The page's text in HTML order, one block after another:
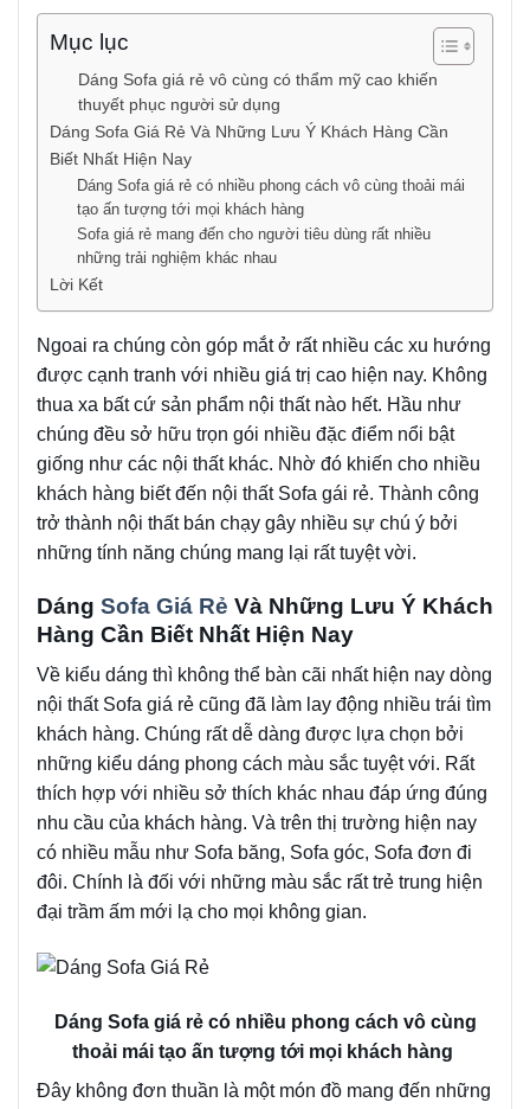
Mục lục
Dáng Sofa giá rẻ vô cùng có thẩm mỹ cao khiến
thuyết phục người sử dụng
Dáng Sofa Giá Rẻ Và Những Lưu Ý Khách Hàng Cần
Biết Nhất Hiện Nay
Dáng Sofa giá rẻ có nhiều phong cách vô cùng thoải mái
tạo ấn tượng tới mọi khách hàng
Sofa giá rẻ mang đến cho người tiêu dùng rất nhiều
những trải nghiệm khác nhau
Lời Kết
Ngoai ra chúng còn góp mắt ở rất nhiều các xu hướng
được cạnh tranh với nhiều giá trị cao hiện nay. Không
thua xa bất cứ sản phẩm nội thất nào hết. Hầu như
chúng đều sở hữu trọn gói nhiều đặc điểm nổi bật
giống như các nội thất khác. Nhờ đó khiến cho nhiều
khách hàng biết đến nội thất Sofa gái rẻ. Thành công
trở thành nội thất bán chạy gây nhiều sự chú ý bởi
những tính năng chúng mang lại rất tuyệt vời.
Dáng Sofa Giá Rẻ Và Những Lưu Ý Khách
Hàng Cần Biết Nhất Hiện Nay
Về kiểu dáng thì không thể bàn cãi nhất hiện nay dòng
nội thất Sofa giá rẻ cũng đã làm lay động nhiều trái tìm
khách hàng. Chúng rất dễ dàng được lựa chọn bởi
những kiểu dáng phong cách màu sắc tuyệt với. Rất
thích hợp với nhiều sở thích khác nhau đáp ứng đúng
nhu cầu của khách hàng. Và trên thị trường hiện nay
có nhiều mẫu như Sofa băng, Sofa góc, Sofa đơn đi
đôi. Chính là đối với những màu sắc rất trẻ trung hiện
đại trầm ấm mới lạ cho mọi không gian.
Dáng Sofa giá rẻ có nhiều phong cách vô cùng
thoải mái tạo ấn tượng tới mọi khách hàng
Đây không đơn thuần là một món đồ mang đến những